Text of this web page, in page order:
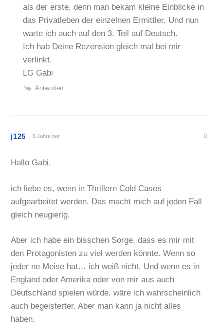
als der erste, denn man bekam kleine Einblicke in
das Privatleben der einzelnen Ermittler. Und nun
warte ich auch auf den 3. Teil auf Deutsch.
Ich hab Deine Rezension gleich mal bei mir
verlinkt.
LG Gabi
Antworten
j125 6 Jahre her
Hallo Gabi,
ich liebe es, wenn in Thrillern Cold Cases
aufgearbeitet werden. Das macht mich auf jeden Fall
gleich neugierig.
Aber ich habe ein bisschen Sorge, dass es mir mit
den Protagonisten zu viel werden könnte. Wenn so
jeder ne Meise hat… ich weiß nicht. Und wenn es in
England oder Amerika oder von mir aus auch
Deutschland spielen würde, wäre ich wahrscheinlich
auch begeisterter. Aber man kann ja nicht alles
haben.